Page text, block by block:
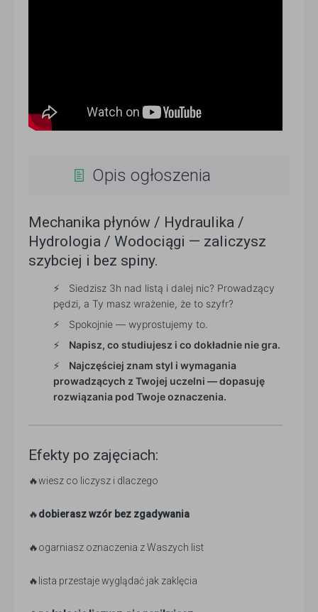
Opis ogłoszenia
Mechanika płynów / Hydraulika /
Hydrologia / Wodociągi — zaliczysz
szybciej i bez spiny.
Siedzisz 3h nad listą i dalej nic? Prowadzący
pędzi, a Ty masz wrażenie, że to szyfr?
Spokojnie — wyprostujemy to.
Napisz, co studiujesz i co dokładnie nie gra.
Najczęściej znam styl i wymagania
prowadzących z Twojej uczelni — dopasuję
rozwiązania pod Twoje oznaczenia.
Efekty po zajęciach:
🔥wiesz co liczysz i dlaczego
🔥dobierasz wzór bez zgadywania
🔥ogarniasz oznaczenia z Waszych list
🔥lista przestaje wyglądać jak zaklęcia